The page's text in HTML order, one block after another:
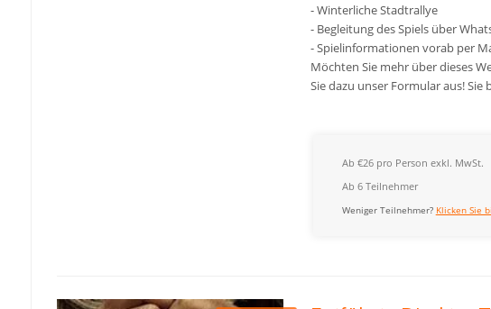
- Winterliche Stadtrallye
- Begleitung des Spiels über
- Spielinformationen vorab per
Möchten Sie mehr über dieses
Sie dazu unser Formular aus!
Ab €26 pro Person exkl. MwSt.
Ab 6 Teilnehmer
Weniger Teilnehmer? Klicken Sie